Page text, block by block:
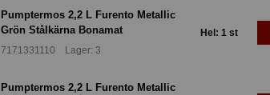
Pumptermos 2,2 L Furento Metallic
Grön Stålkärna Bonamat
7171331110 Lager: 3
Hel: 1 st
Pumptermos 2,2 L Furento Metallic